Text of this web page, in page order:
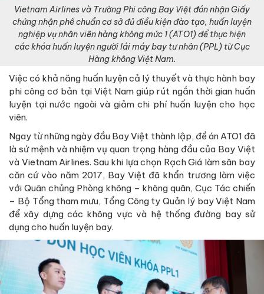
Vietnam Airlines và Trường Phi công Bay Việt đón nhận Giấy
chứng nhận phê chuẩn cơ sở đủ điều kiện đào tạo, huấn luyện
nghiệp vụ nhân viên hàng không mức 1 (ATO1) để thực hiện
các khóa huấn luyện người lái máy bay tư nhân (PPL) từ Cục
Hàng không Việt Nam.
Việc có khả năng huấn luyện cả lý thuyết và thực hành bay
phi công cơ bản tại Việt Nam giúp rút ngắn thời gian huấn
luyện tại nước ngoài và giảm chi phí huấn luyện cho học
viên.
Ngay từ những ngày đầu Bay Việt thành lập, đề án ATO1 đã
là sứ mệnh và nhiệm vụ quan trọng hàng đầu của Bay Việt
và Vietnam Airlines. Sau khi lựa chọn Rạch Giá làm sân bay
căn cứ vào năm 2017, Bay Việt đã khẩn trương làm việc
với Quân chủng Phòng không – không quân, Cục Tác chiến
– Bộ Tổng tham mưu, Tổng Công ty Quản lý bay Việt Nam
để xây dựng các không vực và hệ thống đường bay sử
dụng cho huấn luyện bay.